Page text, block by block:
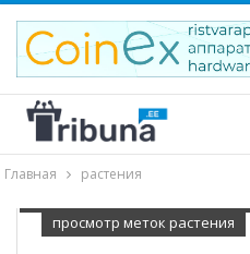
Главная растения
просмотр меток растения